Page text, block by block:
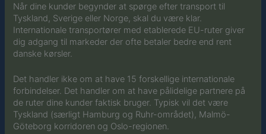
Når dine kunder begynder at spørge efter transport til
Tyskland, Sverige eller Norge, skal du være klar.
Internationale transportører med etablerede EU-ruter giver
dig adgang til markeder der ofte betaler bedre end rent
danske kørsler.
Det handler ikke om at have 15 forskellige internationale
forbindelser. Det handler om at have pålidelige partnere på
de ruter dine kunder faktisk bruger. Typisk vil det være
Tyskland (særligt Hamburg og Ruhr-området), Malmö-
Göteborg korridoren og Oslo-regionen.